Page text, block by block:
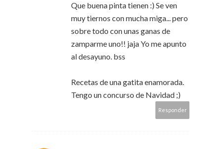
Que buena pinta tienen :) Se ven
muy tiernos con mucha miga... pero
sobre todo con unas ganas de
zamparme uno!! jaja Yo me apunto
al desayuno. bss
Recetas de una gatita enamorada.
Tengo un concurso de Navidad ;)
Responder